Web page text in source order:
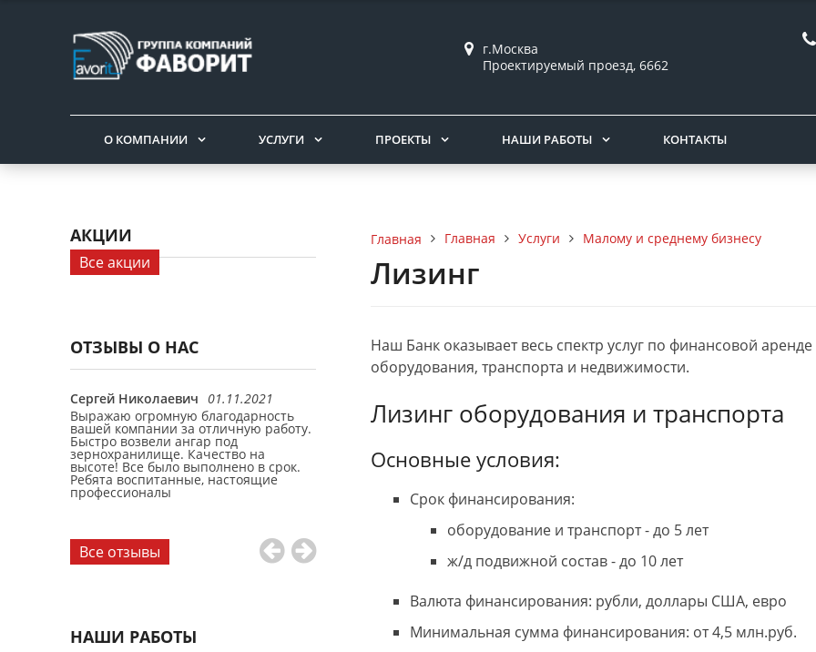
г.Москва
Проектируемый проезд, 6662
О КОМПАНИИ УСЛУГИ ПРОЕКТЫ НАШИ РАБОТЫ КОНТАКТЫ
АКЦИИ
Все акции
ОТЗЫВЫ О НАС
Сергей Николаевич 01.11.2021
Выражаю огромную благодарность
вашей компании за отличную работу.
Быстро возвели ангар под
зернохранилище. Качество на
высоте! Все было выполнено в срок.
Ребята воспитанные, настоящие
профессионалы
Заказывал производство и монтаж
склада. Все сделано качественно и
Константиновичу.
Строительство коровника. Спасибо за
работу. Все отлично. Менеджеру
Все отзывы
НАШИ РАБОТЫ
Главная Главная Услуги Малому и среднему бизнесу
Лизинг
Наш Банк оказывает весь спектр услуг по финансовой
оборудования, транспорта и недвижимости.
Лизинг оборудования и транспорта
Основные условия:
Срок финансирования:
оборудование и транспорт - до 5 лет
ж/д подвижной состав - до 10 лет
Валюта финансирования: рубли, доллары США, евро
Минимальная сумма финансирования: от 4,5 млн.руб.